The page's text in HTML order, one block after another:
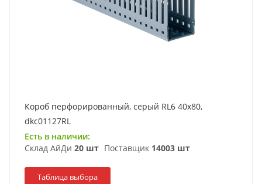
Короб перфорированный, серый RL6 40x80,
dkc01127RL
Есть в наличии:
Склад АйДи 20 шт Поставщик 14003 шт
Таблица выбора